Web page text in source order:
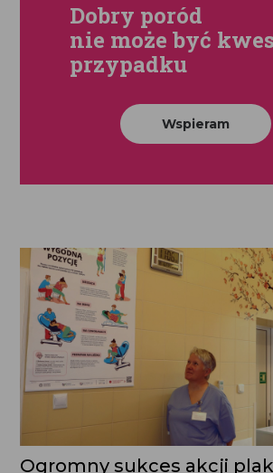
Dobry poród
nie może być
przypadku
Wspieram
Ogromny sukces akcji